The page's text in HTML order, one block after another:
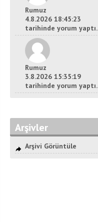
Rumuz
4.8.2026 18:45:23
tarihinde yorum yaptı.
Rumuz
3.8.2026 15:35:19
tarihinde yorum yaptı.
Arşivler
Arşivi Görüntüle